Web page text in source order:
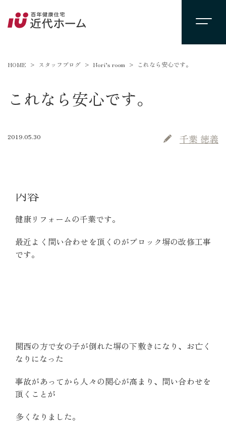
HOME スタッフブログ Nori’s room これなら安心です。
これなら安心です。
2019.05.30 千葉 徳義
内容
健康リフォームの千葉です。
最近よく問い合わせを頂くのがブロック塀の改修工事
です。
関西の方で女の子が倒れた塀の下敷きになり、お亡く
なりになった
事故があってから人々の関心が高まり、問い合わせを
頂くことが
多くなりました。